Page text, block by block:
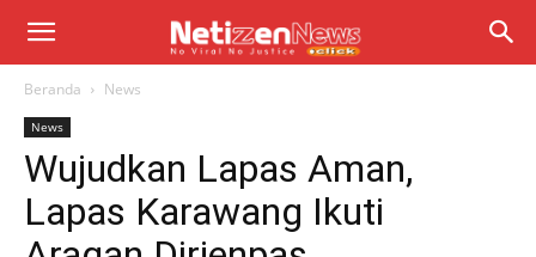
Beranda News
News
Wujudkan Lapas Aman,
Lapas Karawang Ikuti